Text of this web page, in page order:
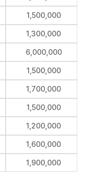
1,500,000
1,300,000
6,000,000
1,500,000
1,700,000
1,500,000
1,200,000
1,600,000
1,900,000